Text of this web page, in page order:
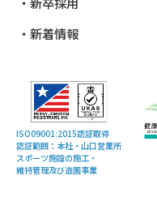
新着情報
ISO09001:2015認証取得
認証範囲：本社・山口営業所
スポーツ施設の施工・
維持管理及び造園事業